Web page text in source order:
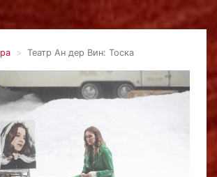
Театр Ан дер Вин: Тоска